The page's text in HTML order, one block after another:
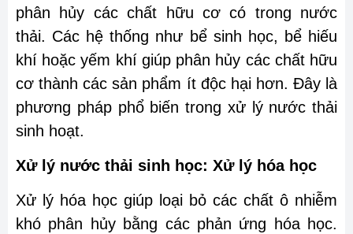
phân hủy các chất hữu cơ có trong nước
thải. Các hệ thống như bể sinh học, bể hiếu
khí hoặc yếm khí giúp phân hủy các chất hữu
cơ thành các sản phẩm ít độc hại hơn. Đây là
phương pháp phổ biến trong xử lý nước thải
sinh hoạt.
Xử lý nước thải sinh học: Xử lý hóa học
Xử lý hóa học giúp loại bỏ các chất ô nhiễm
khó phân hủy bằng các phản ứng hóa học.